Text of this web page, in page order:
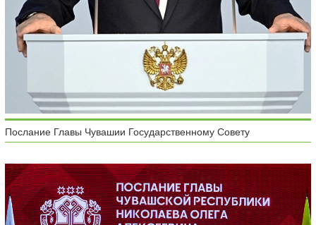
Послание Главы Чувашии Государственному Совету